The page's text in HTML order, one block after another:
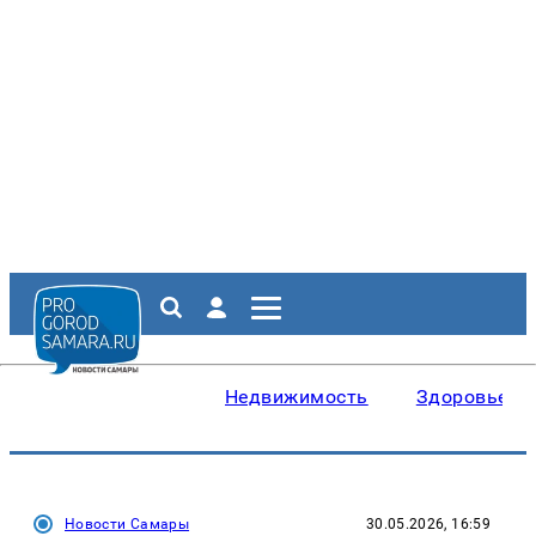
Недвижимость Здоровье
Новости Самары 30.05.2026, 16:59